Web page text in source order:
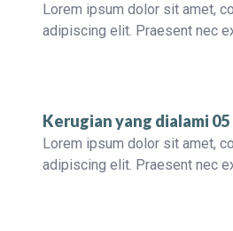
Lorem ipsum dolor sit amet,
adipiscing elit. Praesent nec
Kerugian yang dialami 05
Lorem ipsum dolor sit amet,
adipiscing elit. Praesent nec